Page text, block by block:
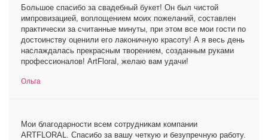
Большое спасибо за свадебный букет! Он был чистой
импровизацией, воплощением моих пожеланий, составлен
практически за считанные минуты, при этом все мои гости по
достоинству оценили его лаконичную красоту! А я весь день
наслаждалась прекрасным творением, созданным руками
профессионалов! ArtFloral, желаю вам удачи!
Ольга
Мои благодарности всем сотрудникам компании
ARTFLORAL. Спасибо за вашу четкую и безупречную работу.